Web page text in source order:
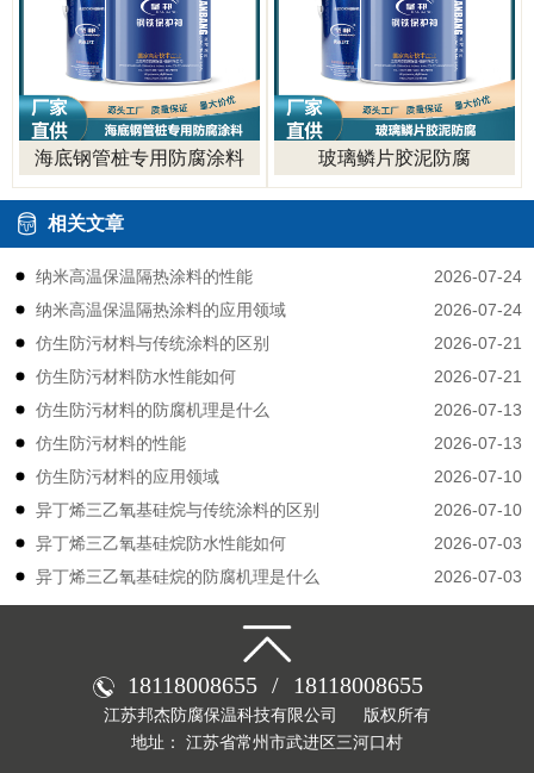
海底钢管桩专用防腐涂料 玻璃鳞片胶泥防腐
相关文章
2026-07-24
纳米高温保温隔热涂料的性能
2026-07-24
纳米高温保温隔热涂料的应用领域
2026-07-21
仿生防污材料与传统涂料的区别
2026-07-21
仿生防污材料防水性能如何
2026-07-13
仿生防污材料的防腐机理是什么
2026-07-13
仿生防污材料的性能
2026-07-10
仿生防污材料的应用领域
2026-07-10
异丁烯三乙氧基硅烷与传统涂料的区别
2026-07-03
异丁烯三乙氧基硅烷防水性能如何
2026-07-03
异丁烯三乙氧基硅烷的防腐机理是什么
18118008655 / 18118008655
江苏邦杰防腐保温科技有限公司
版权所有
地址： 江苏省常州市武进区三河口村